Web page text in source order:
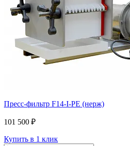
Пресс-фильтр F14-I-PE (нерж)
101 500 ₽
Купить в 1 клик